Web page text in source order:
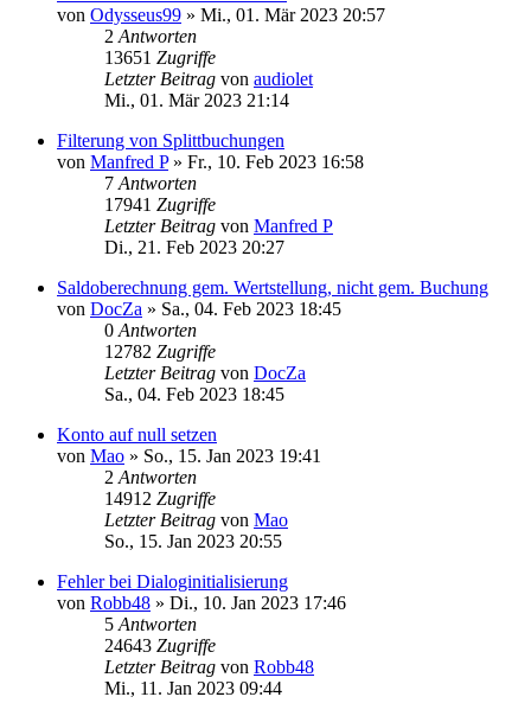
von Odysseus99 » Mi., 01. Mär 2023 20:57
2 Antworten
13651 Zugriffe
Letzter Beitrag von audiolet
Mi., 01. Mär 2023 21:14
Filterung von Splittbuchungen
von Manfred P» Fr., 10. Feb 2023 16:58
7 Antworten
17941 Zugriffe
Letzter Beitrag von Manfred P
Di., 21. Feb 2023 20:27
Saldoberechnung gem. Wertstellung, nicht gem. Buchung
von DocZa » Sa., 04. Feb 2023 18:45
0 Antworten
12782 Zugriffe
Letzter Beitrag von DocZa
Sa., 04. Feb 2023 18:45
Konto auf null setzen
von Mao » So., 15. Jan 2023 19:41
2 Antworten
14912 Zugriffe
Letzter Beitrag von Mao
So., 15. Jan 2023 20:55
Fehler bei Dialoginitialisierung
von Robb48 » Di., 10. Jan 2023 17:46
5 Antworten
24643 Zugriffe
Letzter Beitrag von Robb48
Mi., 11. Jan 2023 09:44